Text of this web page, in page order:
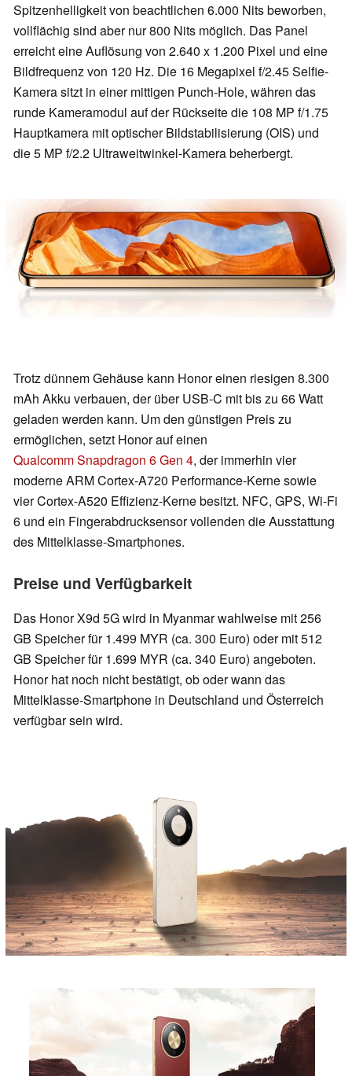
Spitzenhelligkeit von beachtlichen 6.000 Nits beworben,
vollflächig sind aber nur 800 Nits möglich. Das Panel
erreicht eine Auflösung von 2.640 x 1.200 Pixel und eine
Bildfrequenz von 120 Hz. Die 16 Megapixel f/2.45 Selfie-
Kamera sitzt in einer mittigen Punch-Hole, währen das
runde Kameramodul auf der Rückseite die 108 MP f/1.75
Hauptkamera mit optischer Bildstabilisierung (OIS) und
die 5 MP f/2.2 Ultraweitwinkel-Kamera beherbergt.
Trotz dünnem Gehäuse kann Honor einen riesigen 8.300
mAh Akku verbauen, der über USB-C mit bis zu 66 Watt
geladen werden kann. Um den günstigen Preis zu
ermöglichen, setzt Honor auf einen
Qualcomm Snapdragon 6 Gen 4, der immerhin vier
moderne ARM Cortex-A720 Performance-Kerne sowie
vier Cortex-A520 Effizienz-Kerne besitzt. NFC, GPS, Wi-Fi
6 und ein Fingerabdrucksensor vollenden die Ausstattung
des Mittelklasse-Smartphones.
Preise und Verfügbarkeit
Das Honor X9d 5G wird in Myanmar wahlweise mit 256
GB Speicher für 1.499 MYR (ca. 300 Euro) oder mit 512
GB Speicher für 1.699 MYR (ca. 340 Euro) angeboten.
Honor hat noch nicht bestätigt, ob oder wann das
Mittelklasse-Smartphone in Deutschland und Österreich
verfügbar sein wird.